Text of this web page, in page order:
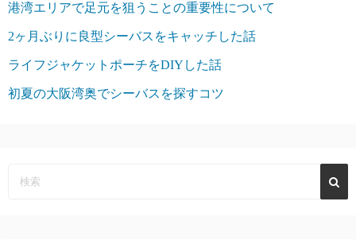
港湾エリアで足元を狙うことの重要性について
2ヶ月ぶりに良型シーバスをキャッチした話
ライフジャケットポーチをDIYした話
初夏の大阪湾奥でシーバスを探すコツ